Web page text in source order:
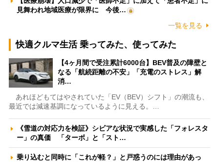
見舞われ地域医療が限界に 今後…
一覧を見る
快適クルマ生活 乗ってみた、使ってみた
【4ヶ月間で受注累計6000台】BEV普及の障壁と
なる「航続距離の不安」「充電のストレス」解
消…
あれほどもてはやされていた「EV（BEV）シフト」の潮流も、
最近では減速基調になっているように見える。…
《雪道の対応力を検証》シビアな状況で実感した「フォレスタ
ー」の真価 「ターボ」と「スト…
乗り込むと同時に「これが軽？」と戸惑うのには理由があっ